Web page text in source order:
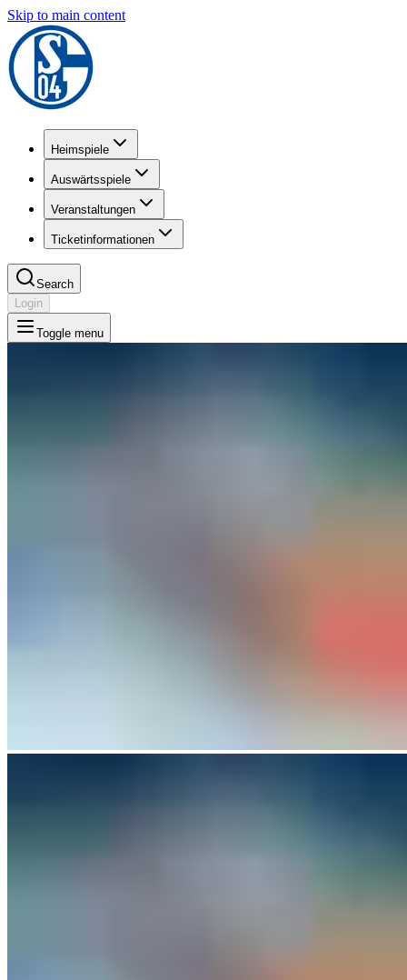
Skip to main content
Heimspiele
Auswärtsspiele
Veranstaltungen
Ticketinformationen
Search
Login
Toggle menu